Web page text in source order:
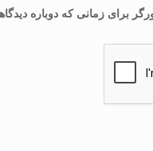
برای زمانی که دوباره